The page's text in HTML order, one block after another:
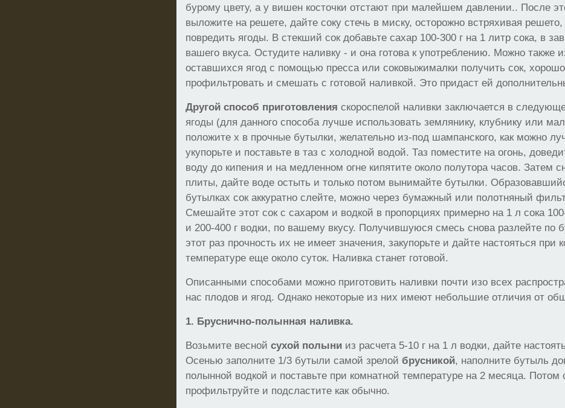
бурому цвету, а у вишен косточки отстают при малейшем давлении.. После
выложите на решете, дайте соку стечь в миску, осторожно встряхивая
повредить ягоды. В стекший сок добавьте сахар 100-300 г на 1 литр сока, в
вашего вкуса. Остудите наливку - и она готова к употреблению. Можно также
оставшихся ягод с помощью пресса или соковыжималки получить сок, хорошо
профильтровать и смешать с готовой наливкой. Это придаст ей
Другой способ приготовления скороспелой наливки заключается в
ягоды (для данного способа лучше использовать землянику, клубнику или
положите х в прочные бутылки, желательно из-под шампанского, как можно
укупорьте и поставьте в таз с холодной водой. Таз поместите на огонь,
воду до кипения и на медленном огне кипятите около полутора часов. Затем
плиты, дайте воде остыть и только потом вынимайте бутылки.
бутылках сок аккуратно слейте, можно через бумажный или полотняный
Смешайте этот сок с сахаром и водкой в пропорциях примерно на 1 л сока
и 200-400 г водки, по вашему вкусу. Получившуюся смесь снова разлейте по
этот раз прочность их не имеет значения, закупорьте и дайте настояться при
температуре еще около суток. Наливка станет готовой.
Описанными способами можно приготовить наливки почти изо всех
нас плодов и ягод. Однако некоторые из них имеют небольшие отличия от
1. Бруснично-полынная наливка.
Возьмите веснойсухой полыни из расчета 5-10 г на 1 л водки, дайте
Осенью заполните 1/3 бутыли самой зрелойбрусникой, наполните бутыль
полынной водкой и поставьте при комнатной температуре на 2 месяца. Потом
профильтруйте и подсластите как обычно.